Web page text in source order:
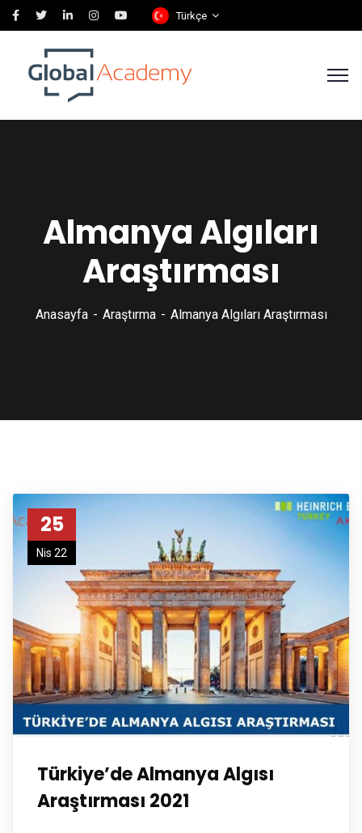
Türkçe
Almanya Algıları
Araştırması
Anasayfa Araştırma Almanya Algıları Araştırması
25
Nis 22
Türkiye’de Almanya Algısı
Araştırması 2021